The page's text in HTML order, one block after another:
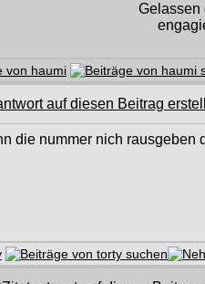
Gelassen
die nummer nich